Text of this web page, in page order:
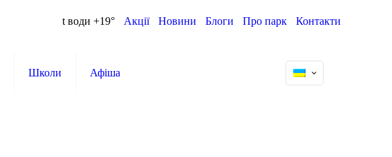
t води +19° Акції Новини Блоги Про парк Контакти
Школи Афіша